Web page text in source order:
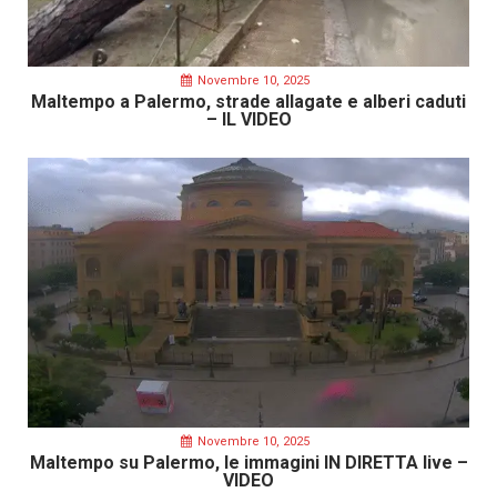
Novembre 10, 2025
Maltempo a Palermo, strade allagate e alberi caduti
– IL VIDEO
Novembre 10, 2025
Maltempo su Palermo, le immagini IN DIRETTA live –
VIDEO